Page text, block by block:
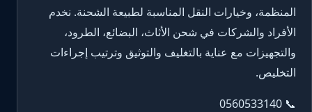
المنظمة، وخيارات النقل المناسبة لطبيعة الشحنة. نخدم
الأفراد والشركات في شحن الأثاث، البضائع، الطرود،
والتجهيزات مع عناية بالتغليف والتوثيق وترتيب إجراءات
التخليص.
📞
0560533140